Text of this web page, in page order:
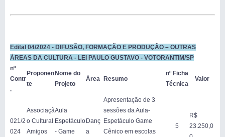
Edital 04/2024 - DIFUSÃO, FORMAÇÃO E PRODUÇÃO – OUTRAS
ÁREAS DA CULTURA - LEI PAULO GUSTAVO - VOTORANTIM/SP
nº
Contr
.
Proponen
te
Nome do
Projeto
Área Resumo
nº Ficha
Técnica
Valor
021/2
024
Associaçã
o Cultural
Amigos
Aula
Espetáculo
- Game
Danç
a
Apresentação de 3
sessões da Aula-
Espetáculo Game
Cênico em escolas
5
R$
23.250,0